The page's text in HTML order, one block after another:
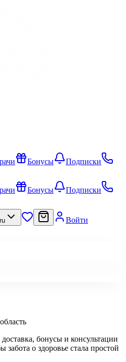
Бонусы
Подписки
Бонусы
Подписки
ru Войти
бонусы и консультации
забота о здоровье стала простой